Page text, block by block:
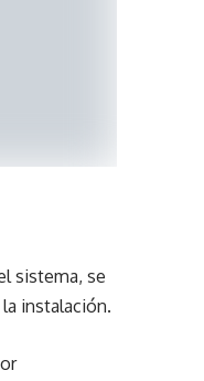
sistema, se
instalación.